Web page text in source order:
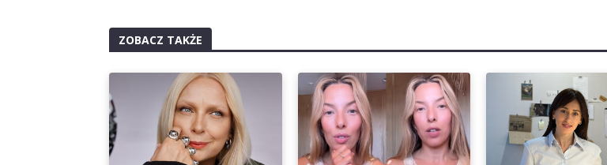
ZOBACZ TAKŻE